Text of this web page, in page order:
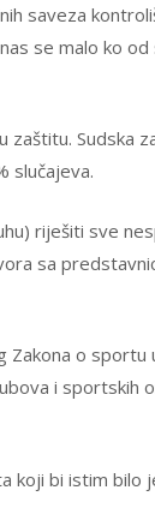
saveza
se malo ko
zaštitu. Sudska
slučajeva.
riješiti sve
sa
Zakona o
i sportskih
bi istim bilo